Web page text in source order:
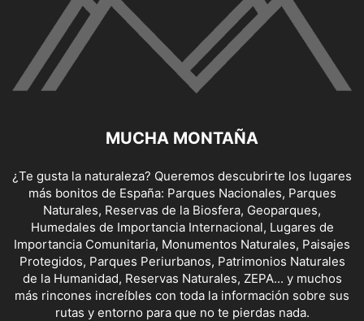
MUCHA MONTAÑA
¿Te gusta la naturaleza? Queremos descubrirte los lugares
más bonitos de España: Parques Nacionales, Parques
Naturales, Reservas de la Biosfera, Geoparques,
Humedales de Importancia Internacional, Lugares de
Importancia Comunitaria, Monumentos Naturales, Paisajes
Protegidos, Parques Periurbanos, Patrimonios Naturales
de la Humanidad, Reservas Naturales, ZEPA... y muchos
más rincones increíbles con toda la información sobre sus
rutas y entorno para que no te pierdas nada.